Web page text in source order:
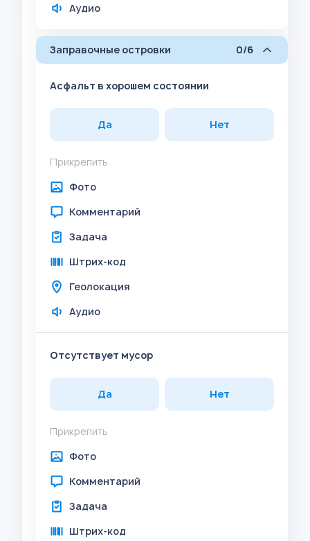
Аудио
Заправочные островки 0/6
Асфальт в хорошем состоянии
Да Нет
Прикрепить
Фото
Комментарий
Задача
Штрих-код
Геолокация
Аудио
Отсутствует мусор
Да Нет
Прикрепить
Фото
Комментарий
Задача
Штрих-код